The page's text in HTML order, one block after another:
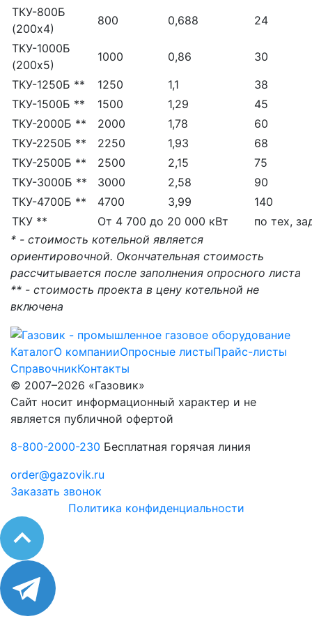
ТКУ-800Б
(200х4)
800 0,688
24
ТКУ-1000Б
(200х5)
1000 0,86
30
ТКУ-1250Б **
1250 1,1
38
ТКУ-1500Б **
1500 1,29
45
ТКУ-2000Б **
2000 1,78
60
ТКУ-2250Б **
2250 1,93
68
ТКУ-2500Б **
2500 2,15
75
ТКУ-3000Б **
3000 2,58
90
ТКУ-4700Б **
4700 3,99
140
ТКУ **
От 4 700 до 20 000 кВт
по тех,
* - стоимость котельной является
ориентировочной. Окончательная стоимость
рассчитывается после заполнения опросного листа
** - стоимость проекта в цену котельной не
включена
КаталогО компанииОпросные листыПрайс-листы
СправочникКонтакты
© 2007–2026 «Газовик»
Сайт носит информационный характер и не
является публичной офертой
8-800-2000-230 Бесплатная горячая линия
order@gazovik.ru
Заказать звонок
Политика конфиденциальности